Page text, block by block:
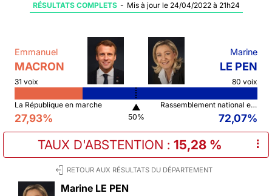
RÉSULTATS COMPLETS - Mis à jour le 24/04/2022 à 21h24
Emmanuel
MACRON
31 voix
Marine
LE PEN
80 voix
La République en marche
27,93%
▲
50%
Rassemblement national et ses alliés
72,07%
TAUX D'ABSTENTION : 15,28 % ⠇
RETOUR AUX RÉSULTATS DU DÉPARTEMENT
Marine LE PEN